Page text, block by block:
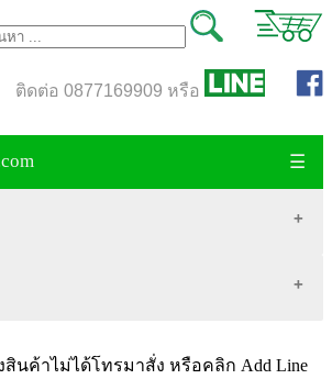
ติดต่อ 0877169909 หรือ
☰
สินค้าไม่ได้โทรมาสั่ง หรือคลิก Add Line